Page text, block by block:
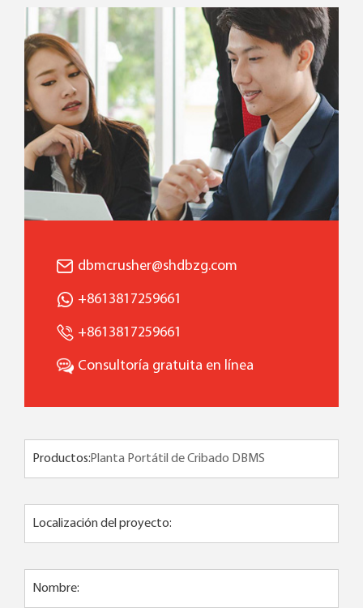
dbmcrusher@shdbzg.com
+8613817259661
+8613817259661
Consultoría gratuita en línea
Productos:
Localización del proyecto:
Nombre: